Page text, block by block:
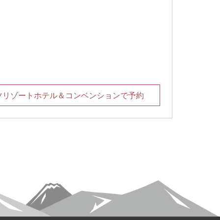
リゾートホテル＆コンベンションで予約